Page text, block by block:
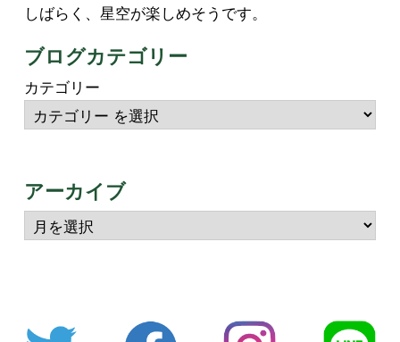
しばらく、星空が楽しめそうです。
ブログカテゴリー
カテゴリー
アーカイブ